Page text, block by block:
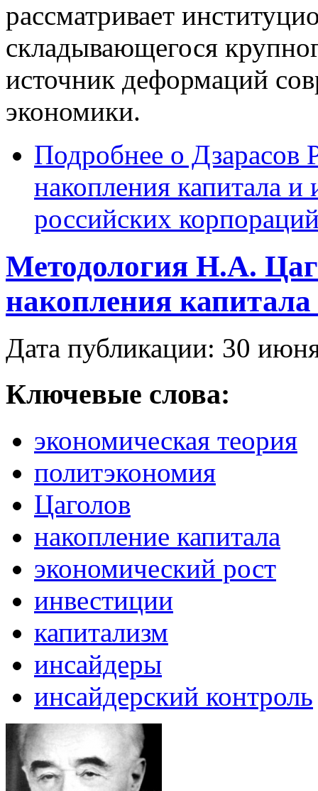
рассматривает
складывающегося
источник деформаций
экономики.
Подробнее о Дзарасов
накопления капитала и
российских
Методология Н.А.
накопления
Дата публикации: 30
Ключевые слова:
экономическая теория
политэкономия
Цаголов
накопление капитала
экономический рост
инвестиции
капитализм
инсайдеры
инсайдерский контроль